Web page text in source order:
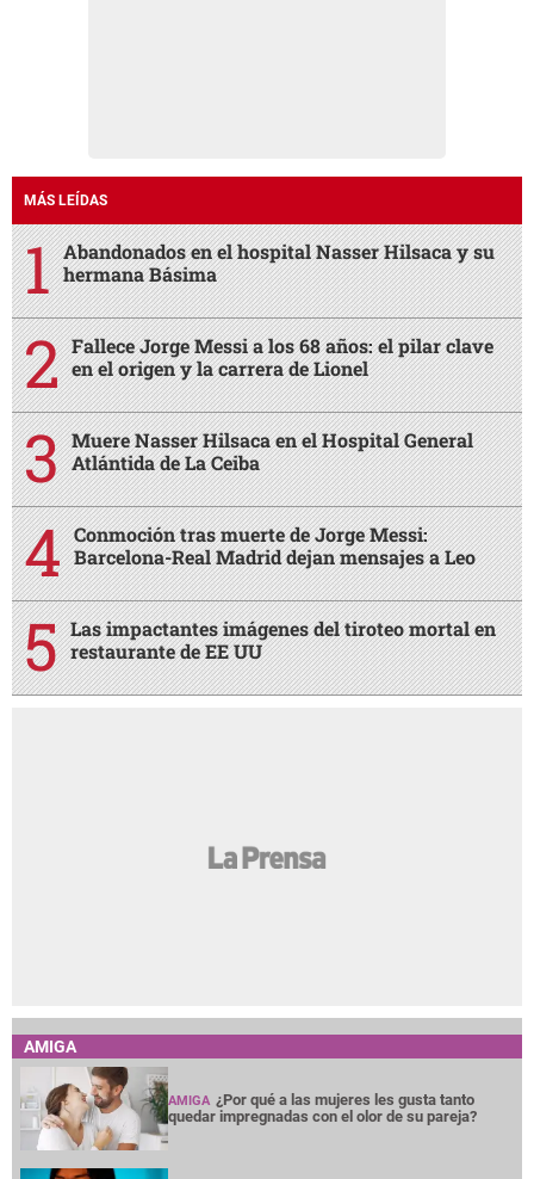
MÁS LEÍDAS
Abandonados en el hospital Nasser Hilsaca y su
hermana Básima
Fallece Jorge Messi a los 68 años: el pilar clave
en el origen y la carrera de Lionel
Muere Nasser Hilsaca en el Hospital General
Atlántida de La Ceiba
Conmoción tras muerte de Jorge Messi:
Barcelona-Real Madrid dejan mensajes a Leo
Las impactantes imágenes del tiroteo mortal en
restaurante de EE UU
AMIGA
AMIGA ¿Por qué a las mujeres les gusta tanto
quedar impregnadas con el olor de su pareja?